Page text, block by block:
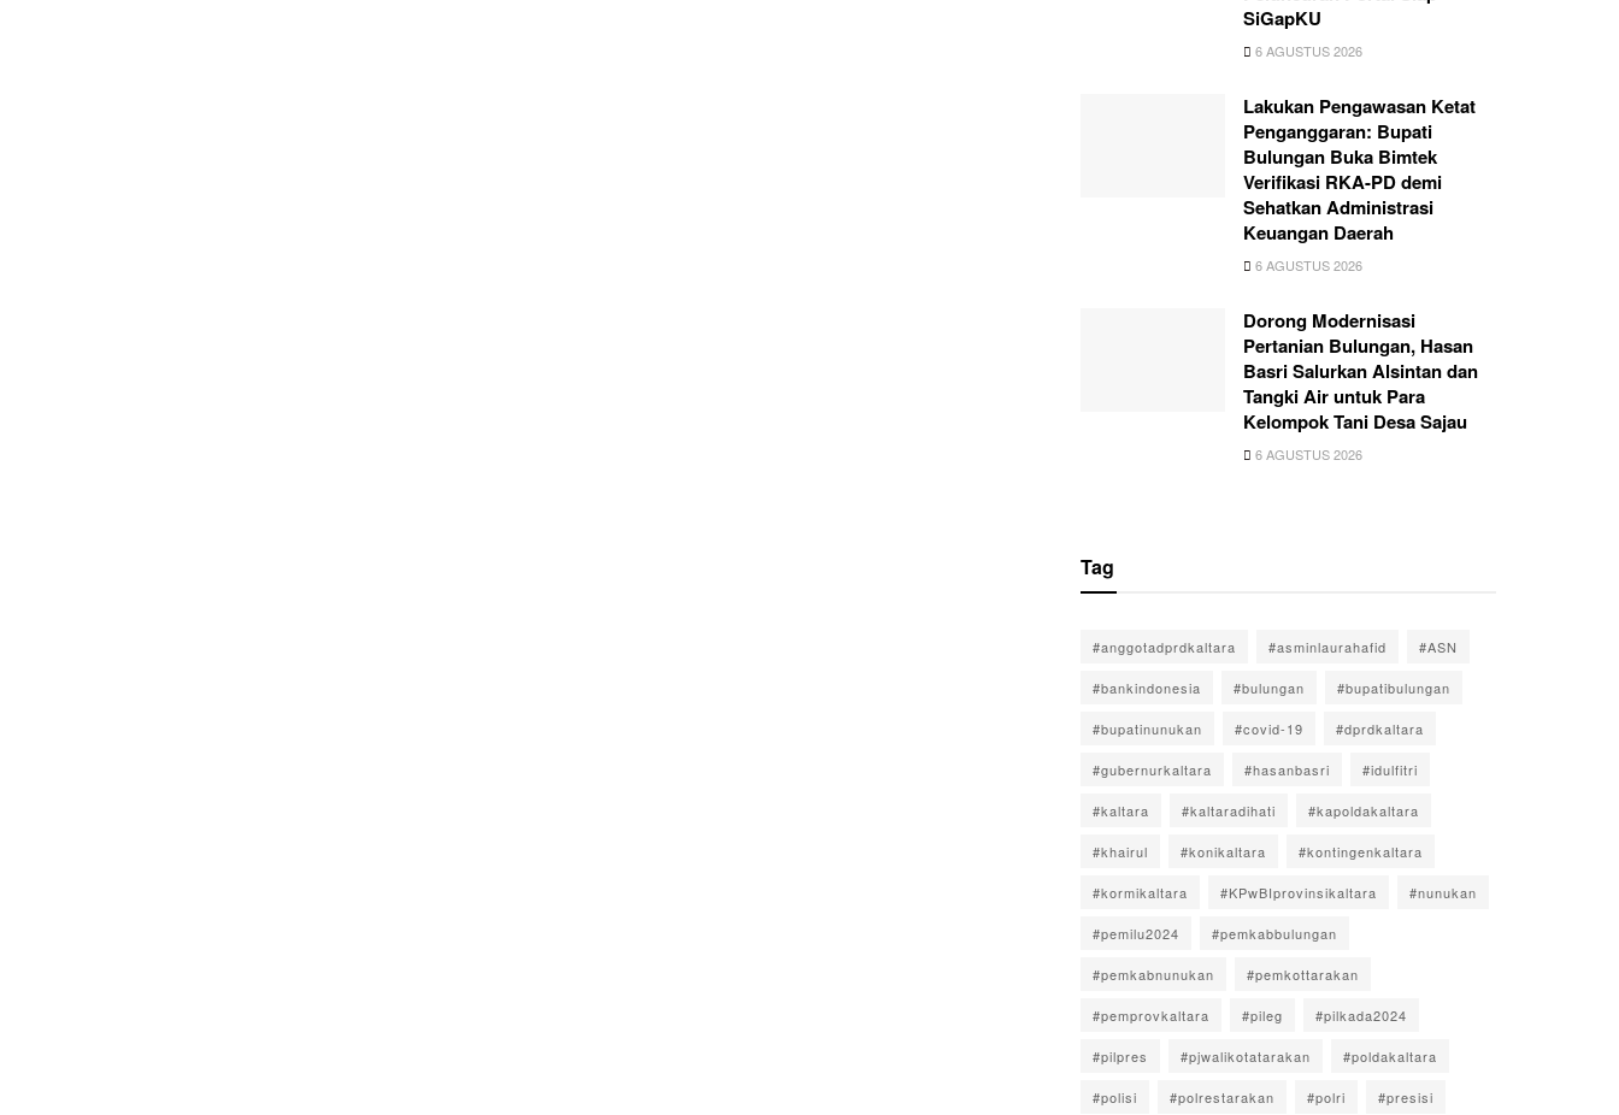
SiGapKU
6 AGUSTUS 2026
Lakukan Pengawasan Ketat
Penganggaran: Bupati
Bulungan Buka Bimtek
Verifikasi RKA-PD demi
Sehatkan Administrasi
Keuangan Daerah
6 AGUSTUS 2026
Dorong Modernisasi
Pertanian Bulungan, Hasan
Basri Salurkan Alsintan dan
Tangki Air untuk Para
Kelompok Tani Desa Sajau
6 AGUSTUS 2026
Tag
#anggotadprdkaltara #asminlaurahafid #ASN
#bankindonesia #bulungan #bupatibulungan
#bupatinunukan #covid-19 #dprdkaltara
#gubernurkaltara #hasanbasri #idulfitri
#kaltara #kaltaradihati #kapoldakaltara
#khairul #konikaltara #kontingenkaltara
#kormikaltara #KPwBIprovinsikaltara #nunukan
#pemilu2024 #pemkabbulungan
#pemkabnunukan #pemkottarakan
#pemprovkaltara #pileg #pilkada2024
#pilpres #pjwalikotatarakan #poldakaltara
#polisi #polrestarakan #polri #presisi